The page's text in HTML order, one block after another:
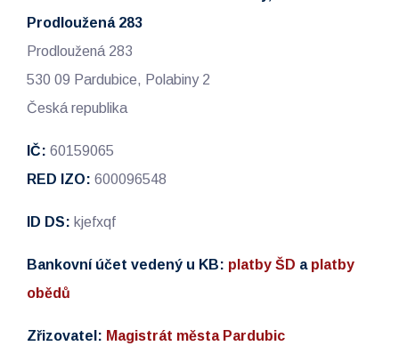
Prodloužená 283
Prodloužená 283
530 09 Pardubice, Polabiny 2
Česká republika
IČ: 60159065
RED IZO: 600096548
ID DS: kjefxqf
Bankovní účet vedený u KB: platby ŠD a platby
obědů
Zřizovatel: Magistrát města Pardubic